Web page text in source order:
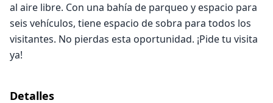
al aire libre. Con una bahía de parqueo y espacio para
seis vehículos, tiene espacio de sobra para todos los
visitantes. No pierdas esta oportunidad. ¡Pide tu visita
ya!
Detalles